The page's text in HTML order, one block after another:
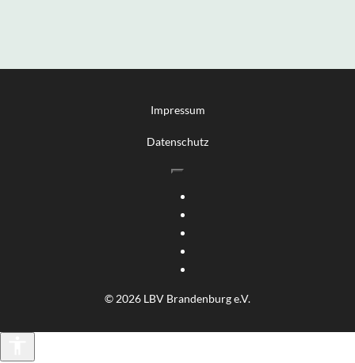
© 2026 LBV Brandenburg e.V.
Impressum
Datenschutz